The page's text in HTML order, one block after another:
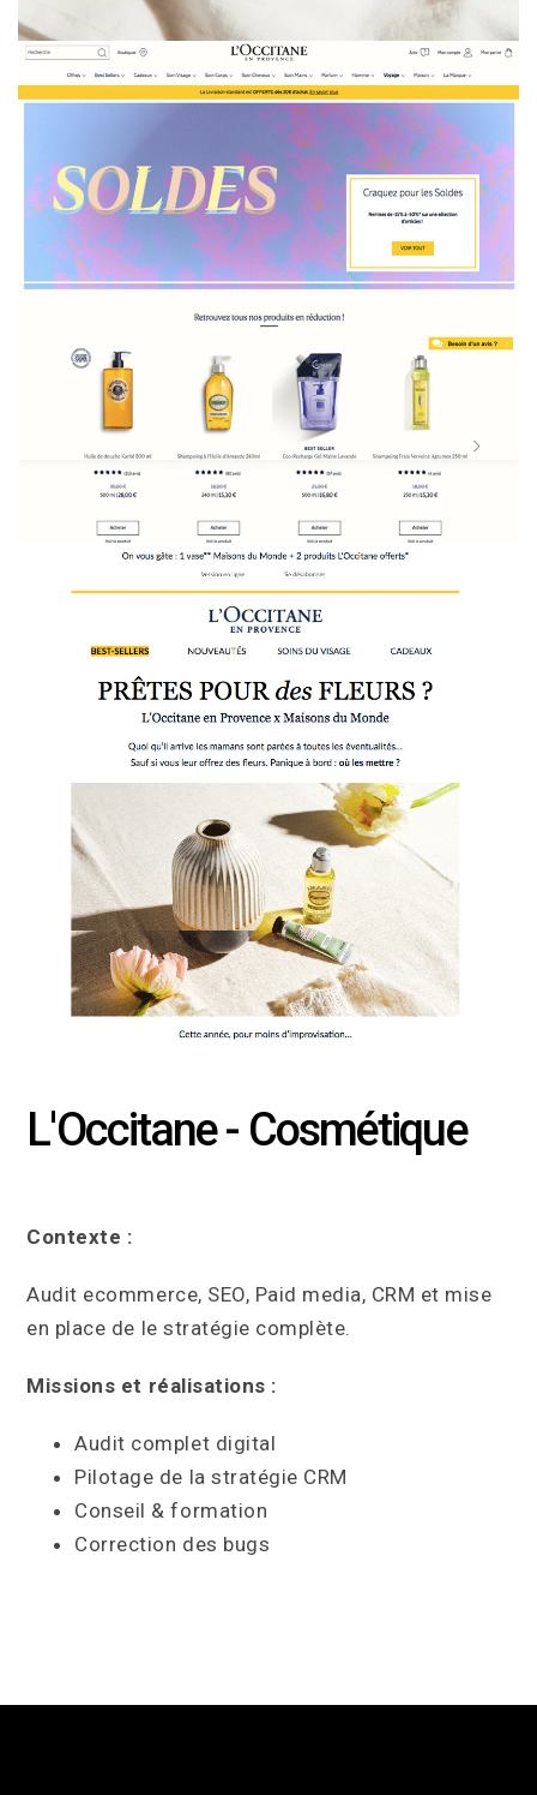
L'Occitane - Cosmétique
Contexte :
Audit ecommerce, SEO, Paid media, CRM et mise
en place de le stratégie complète.
Missions et réalisations :
Audit complet digital
Pilotage de la stratégie CRM
Conseil & formation
Correction des bugs
Portfolio